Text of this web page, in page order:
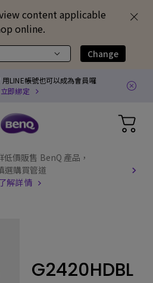
content applicable
online.
Change
LINE帳號也可以成為會員囉
立即綁定
價販售 BenQ 產品，
選購買管道
解詳情
G2420HDBL